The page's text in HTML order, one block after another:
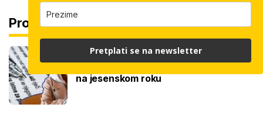
Pročitaj još
Ove lektire maturanti se najviše boje,
a samo je jednom bila tema eseja i to
na jesenskom roku
Pretplati se na newsletter